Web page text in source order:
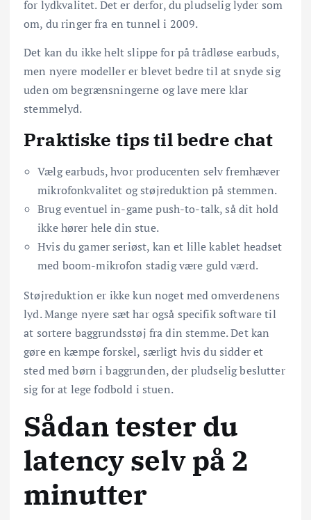
for lydkvalitet. Det er derfor, du pludselig lyder som
om, du ringer fra en tunnel i 2009.
Det kan du ikke helt slippe for på trådløse earbuds,
men nyere modeller er blevet bedre til at snyde sig
uden om begrænsningerne og lave mere klar
stemmelyd.
Praktiske tips til bedre chat
Vælg earbuds, hvor producenten selv fremhæver
mikrofonkvalitet og støjreduktion på stemmen.
Brug eventuel in-game push-to-talk, så dit hold
ikke hører hele din stue.
Hvis du gamer seriøst, kan et lille kablet headset
med boom-mikrofon stadig være guld værd.
Støjreduktion er ikke kun noget med omverdenens
lyd. Mange nyere sæt har også specifik software til
at sortere baggrundsstøj fra din stemme. Det kan
gøre en kæmpe forskel, særligt hvis du sidder et
sted med børn i baggrunden, der pludselig beslutter
sig for at lege fodbold i stuen.
Sådan tester du
latency selv på 2
minutter